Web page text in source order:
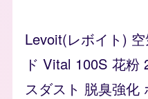
Levoit(レボイト)
ド Vital 100S 花粉
スダスト 脱臭強化